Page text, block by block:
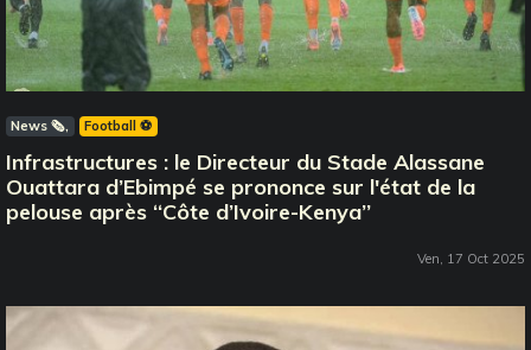
News 🗞️ Football ⚽️
Infrastructures : le Directeur du Stade Alassane
Ouattara d’Ebimpé se prononce sur l'état de la
pelouse après ‘‘Côte d’Ivoire-Kenya’’
Ven, 17 Oct 2025